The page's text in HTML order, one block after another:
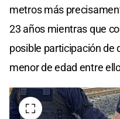
metros más
23 años mientras que
posible participación de
menor de edad entre